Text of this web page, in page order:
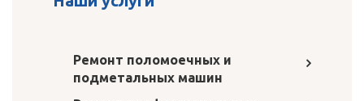
Ремонт поломоечных и
подметальных машин